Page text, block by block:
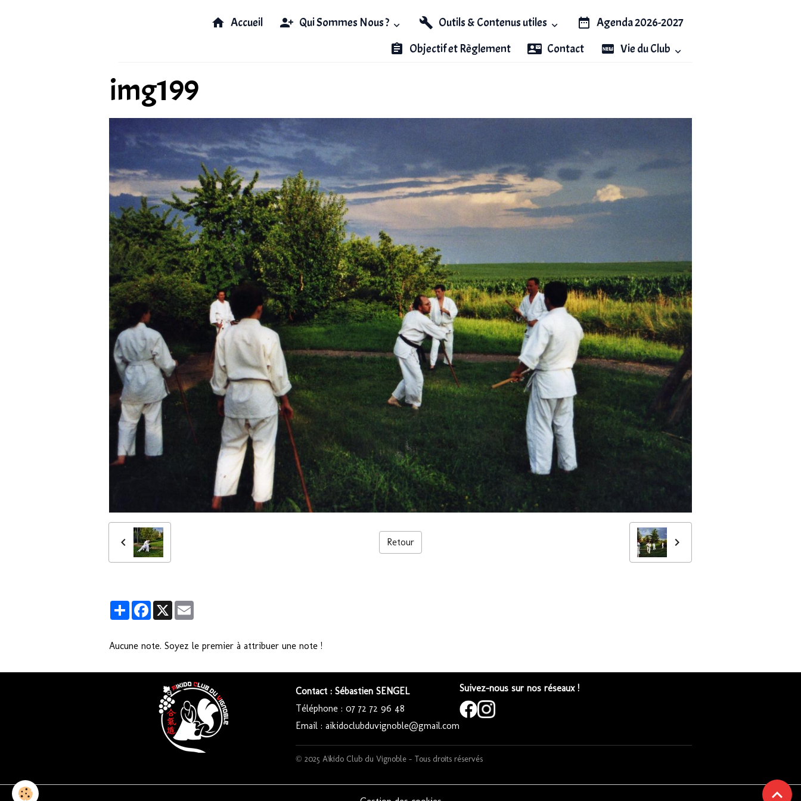
Accueil Qui Sommes Nous ? Outils & Contenus utiles
Agenda 2026-2027
Objectif et Règlement
Contact Vie du Club
img199
Retour
PartagerFacebook
X
Aucune note. Soyez le premier à attribuer une note !
Contact : Sébastien SENGEL
Téléphone : 07 72 72 96 48
Email : aikidoclubduvignoble@gmail.com
Suivez-nous sur nos réseaux !
© 2025 Aïkido Club du Vignoble – Tous droits réservés